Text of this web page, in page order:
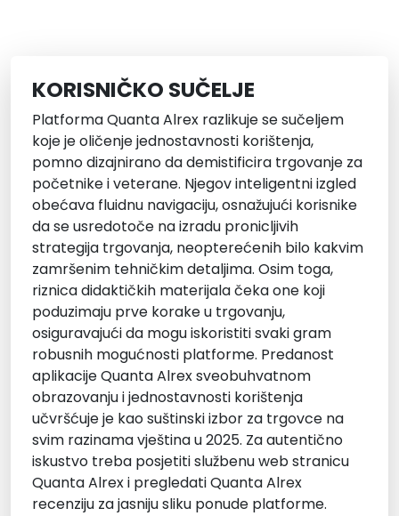
KORISNIČKO SUČELJE
Platforma Quanta Alrex razlikuje se sučeljem
koje je oličenje jednostavnosti korištenja,
pomno dizajnirano da demistificira trgovanje za
početnike i veterane. Njegov inteligentni izgled
obećava fluidnu navigaciju, osnažujući korisnike
da se usredotoče na izradu pronicljivih
strategija trgovanja, neopterećenih bilo kakvim
zamršenim tehničkim detaljima. Osim toga,
riznica didaktičkih materijala čeka one koji
poduzimaju prve korake u trgovanju,
osiguravajući da mogu iskoristiti svaki gram
robusnih mogućnosti platforme. Predanost
aplikacije Quanta Alrex sveobuhvatnom
obrazovanju i jednostavnosti korištenja
učvršćuje je kao suštinski izbor za trgovce na
svim razinama vještina u 2025. Za autentično
iskustvo treba posjetiti službenu web stranicu
Quanta Alrex i pregledati Quanta Alrex
recenziju za jasniju sliku ponude platforme.